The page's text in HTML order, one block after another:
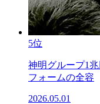
5位
神明グループ1
フォームの全容
2026.05.01